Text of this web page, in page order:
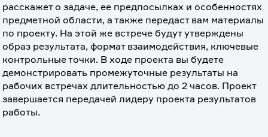
расскажет о задаче, ее предпосылках и особенностях
предметной области, а также передаст вам материалы
по проекту. На этой же встрече будут утверждены
образ результата, формат взаимодействия, ключевые
контрольные точки. В ходе проекта вы будете
демонстрировать промежуточные результаты на
рабочих встречах длительностью до 2 часов. Проект
завершается передачей лидеру проекта результатов
работы.